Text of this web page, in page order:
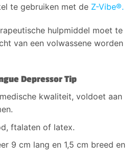
te gebruiken met de Z-Vibe®.
hulpmiddel moet te
van een volwassene worden
Depressor Tip
kwaliteit, voldoet aan
ftalaten of latex.
9 cm lang en 1,5 cm breed en